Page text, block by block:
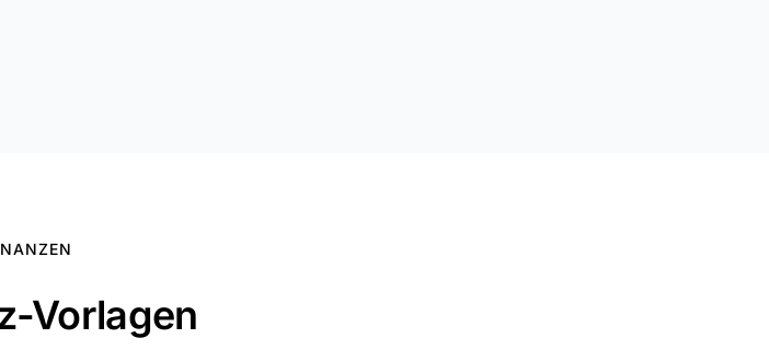
Vorlagen